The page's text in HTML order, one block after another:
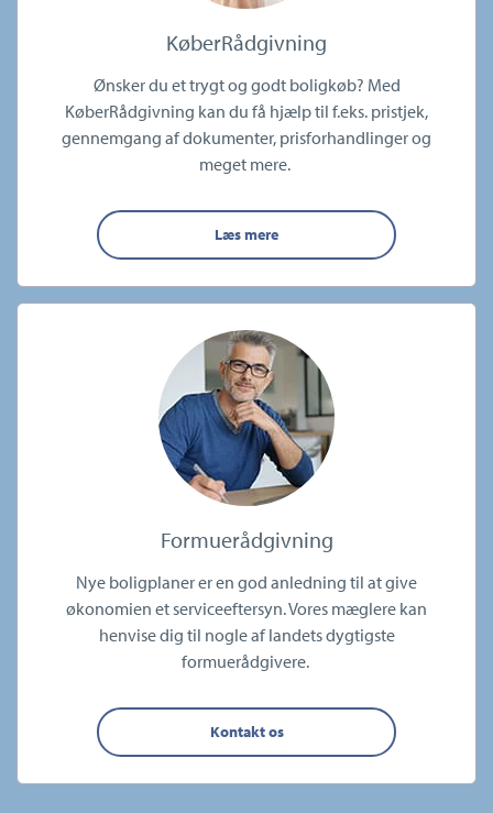
KøberRådgivning
Ønsker du et trygt og godt boligkøb? Med
KøberRådgivning kan du få hjælp til f.eks. pristjek,
gennemgang af dokumenter, prisforhandlinger og
meget mere.
Læs mere
Formuerådgivning
Nye boligplaner er en god anledning til at give
økonomien et serviceeftersyn. Vores mæglere kan
henvise dig til nogle af landets dygtigste
formuerådgivere.
Kontakt os